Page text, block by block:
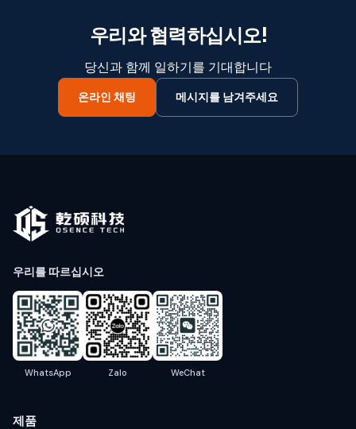
우리와 협력하십시오!
당신과 함께 일하기를 기대합니다
온라인 채팅 메시지를 남겨주세요
우리를 따르십시오
WhatsApp Zalo WeChat
제품